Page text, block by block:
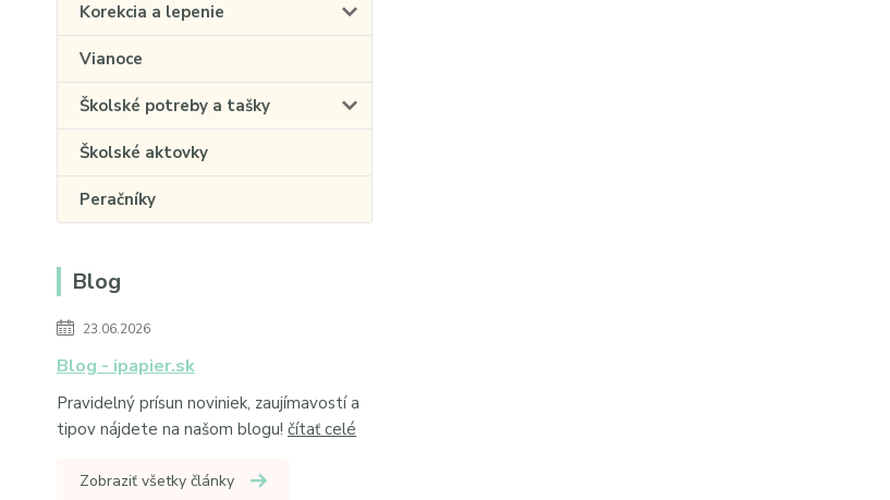
Korekcia a lepenie
Vianoce
Školské potreby a tašky
Školské aktovky
Peračníky
Blog
23.06.2026
Blog - ipapier.sk
Pravidelný prísun noviniek, zaujímavostí a
tipov nájdete na našom blogu! čítať celé
Zobraziť všetky články